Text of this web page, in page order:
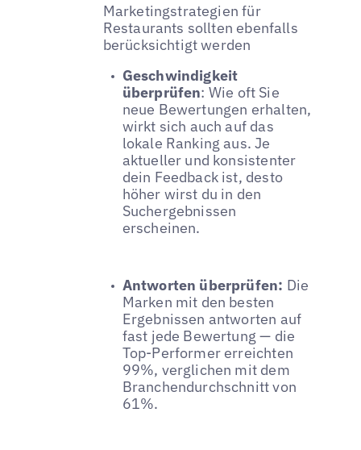
Marketingstrategien für
Restaurants sollten ebenfalls
berücksichtigt werden
Geschwindigkeit
überprüfen: Wie oft Sie
neue Bewertungen erhalten,
wirkt sich auch auf das
lokale Ranking aus. Je
aktueller und konsistenter
dein Feedback ist, desto
höher wirst du in den
Suchergebnissen
erscheinen.
Antworten überprüfen: Die
Marken mit den besten
Ergebnissen antworten auf
fast jede Bewertung — die
Top-Performer erreichten
99%, verglichen mit dem
Branchendurchschnitt von
61%.